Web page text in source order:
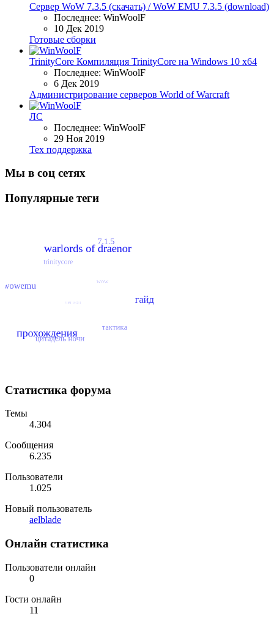
Сервер WoW 7.3.5 (скачать) / WoW EMU 7.3.5 (download)
Последнее: WinWoolF
10 Дек 2019
Готовые сборки
TrinityCore Компиляция TrinityCore на Windows 10 х64
Последнее: WinWoolF
6 Дек 2019
Администрирование серверов World of Warcraft
ЛС
Последнее: WinWoolF
29 Ноя 2019
Тех поддержка
Мы в соц сетях
Популярные теги
Статистика форума
Темы
4.304
Сообщения
6.235
Пользователи
1.025
Новый пользователь
aelblade
Онлайн статистика
Пользователи онлайн
0
Гости онлайн
11